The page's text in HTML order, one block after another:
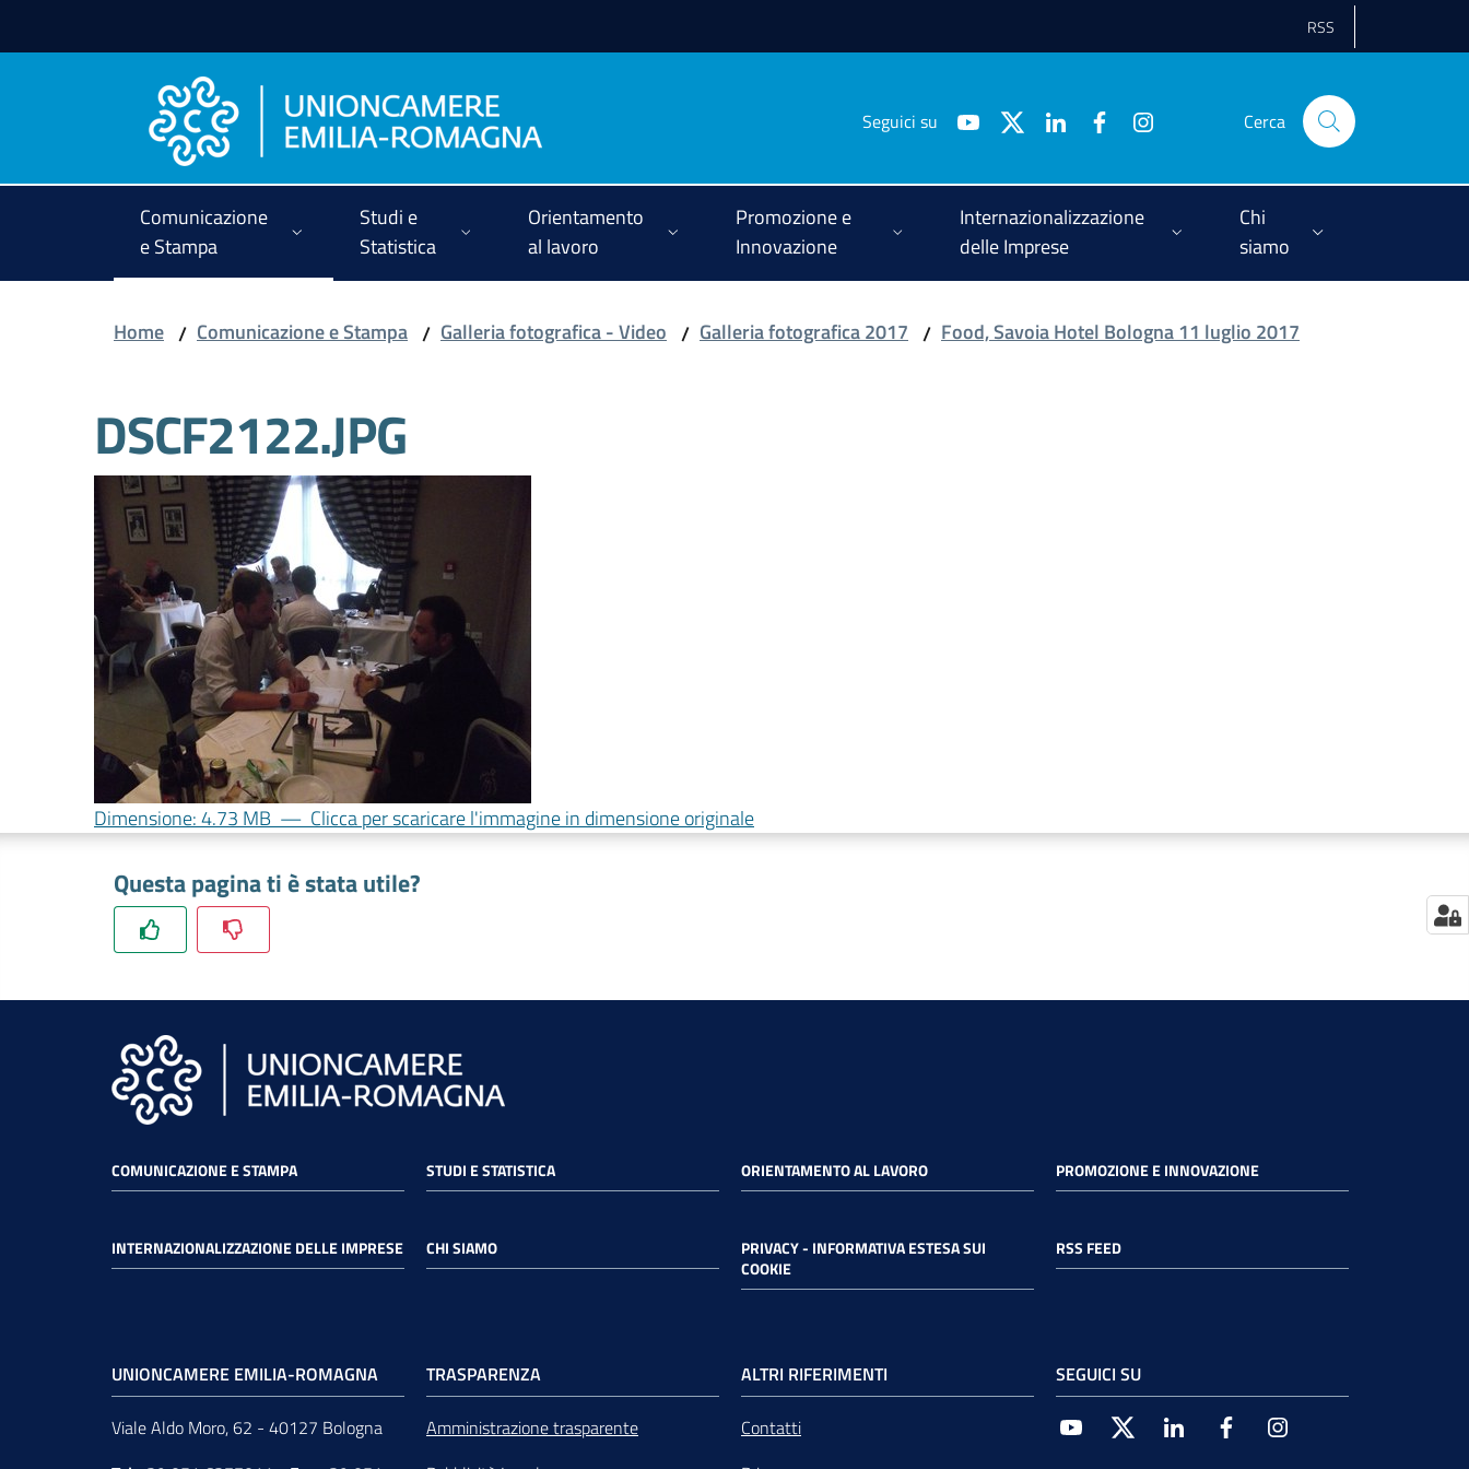
RSS
Seguici su Cerca
Comunicazione
e Stampa
Studi e
Statistica
Orientamento
al lavoro
Promozione e
Innovazione
Internazionalizzazione
delle Imprese
Chi
siamo
Home / Comunicazione e Stampa / Galleria fotografica - Video / Galleria fotografica 2017 / Food, Savoia Hotel Bologna 11 luglio 2017
DSCF2122.JPG
Dimensione: 4.73 MB — Clicca per scaricare l'immagine in dimensione originale
Questa pagina ti è stata utile?
COMUNICAZIONE E STAMPA STUDI E STATISTICA ORIENTAMENTO AL LAVORO PROMOZIONE E INNOVAZIONE
INTERNAZIONALIZZAZIONE DELLE IMPRESE CHI SIAMO
PRIVACY - INFORMATIVA ESTESA SUI
COOKIE
RSS FEED
UNIONCAMERE EMILIA-ROMAGNA
Viale Aldo Moro, 62 - 40127 Bologna
TRASPARENZA
Amministrazione trasparente
ALTRI RIFERIMENTI
Contatti
SEGUICI SU
Youtube Twitter Linkedin Facebook